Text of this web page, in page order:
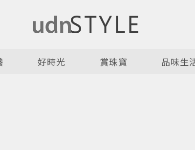
好時光 賞珠寶 品味生